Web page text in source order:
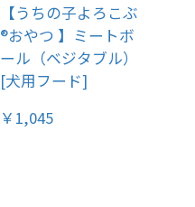
【うちの子よろこぶ
®おやつ 】ミートボ
ール（ベジタブル）
[犬用フード]
￥1,045